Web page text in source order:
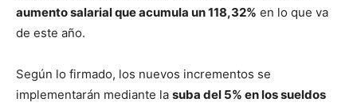
aumento salarial que acumula un 118,32% en lo que va
de este año.
Según lo firmado, los nuevos incrementos se
implementarán mediante la suba del 5% en los sueldos